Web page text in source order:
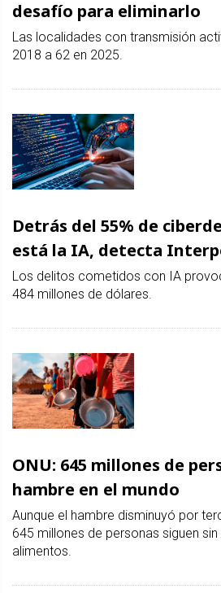
desafío para eliminarlo
Las localidades con transmisión
2018 a 62 en 2025.
Detrás del 55% de
está la IA, detecta
Los delitos cometidos con IA
484 millones de dólares.
ONU: 645 millones de
hambre en el mundo
Aunque el hambre disminuyó por
645 millones de personas siguen
alimentos.